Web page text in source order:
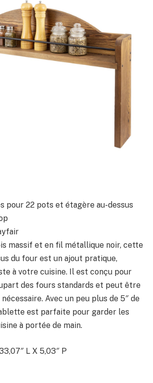
pour 22 pots et étagère au-dessus
massif et en fil métallique noir, cette
du four est un ajout pratique,
à votre cuisine. Il est conçu pour
des fours standards et peut être
Avec un peu plus de 5″ de
est parfaite pour garder les
à portée de main.
L X 5,03″ P